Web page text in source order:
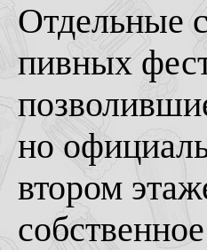
Отдельные
пивных
но
втором